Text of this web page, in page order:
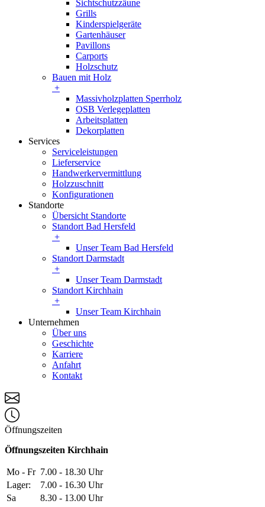
Sichtschutzzäune
Grills
Kinderspielgeräte
Gartenhäuser
Pavillons
Carports
Holzschutz
Bauen mit Holz
+
Massivholzplatten Sperrholz
OSB Verlegeplatten
Arbeitsplatten
Dekorplatten
Services
Serviceleistungen
Lieferservice
Handwerkervermittlung
Holzzuschnitt
Konfigurationen
Standorte
Übersicht Standorte
Standort Bad Hersfeld
+
Unser Team Bad Hersfeld
Standort Darmstadt
+
Unser Team Darmstadt
Standort Kirchhain
+
Unser Team Kirchhain
Unternehmen
Über uns
Geschichte
Karriere
Anfahrt
Kontakt
Öffnungszeiten
Öffnungszeiten Kirchhain
Mo - Fr 7.00 - 18.30 Uhr
Lager:
7.00 - 16.30 Uhr
Sa
8.30 - 13.00 Uhr